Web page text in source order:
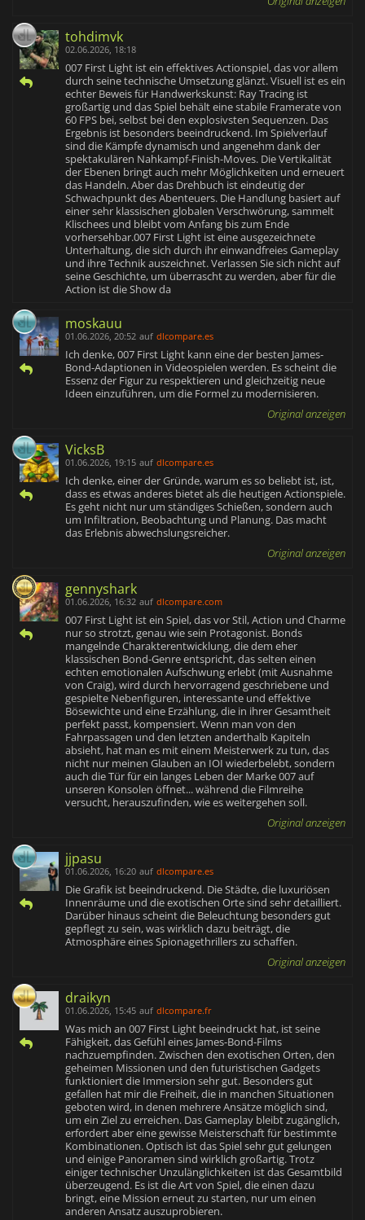
tohdimvk
02.06.2026, 18:18
007 First Light ist ein effektives Actionspiel, das vor allem
durch seine technische Umsetzung glänzt. Visuell ist es ein
echter Beweis für Handwerkskunst: Ray Tracing ist
großartig und das Spiel behält eine stabile Framerate von
60 FPS bei, selbst bei den explosivsten Sequenzen. Das
Ergebnis ist besonders beeindruckend. Im Spielverlauf
sind die Kämpfe dynamisch und angenehm dank der
spektakulären Nahkampf-Finish-Moves. Die Vertikalität
der Ebenen bringt auch mehr Möglichkeiten und erneuert
das Handeln. Aber das Drehbuch ist eindeutig der
Schwachpunkt des Abenteuers. Die Handlung basiert auf
einer sehr klassischen globalen Verschwörung, sammelt
Klischees und bleibt vom Anfang bis zum Ende
vorhersehbar.007 First Light ist eine ausgezeichnete
Unterhaltung, die sich durch ihr einwandfreies Gameplay
und ihre Technik auszeichnet. Verlassen Sie sich nicht auf
seine Geschichte, um überrascht zu werden, aber für die
Action ist die Show da
moskauu
01.06.2026, 20:52 auf dlcompare.es
Ich denke, 007 First Light kann eine der besten James-
Bond-Adaptionen in Videospielen werden. Es scheint die
Essenz der Figur zu respektieren und gleichzeitig neue
Ideen einzuführen, um die Formel zu modernisieren.
Original anzeigen
VicksB
01.06.2026, 19:15 auf dlcompare.es
Ich denke, einer der Gründe, warum es so beliebt ist, ist,
dass es etwas anderes bietet als die heutigen Actionspiele.
Es geht nicht nur um ständiges Schießen, sondern auch
um Infiltration, Beobachtung und Planung. Das macht
das Erlebnis abwechslungsreicher.
Original anzeigen
gennyshark
01.06.2026, 16:32 auf dlcompare.com
007 First Light ist ein Spiel, das vor Stil, Action und Charme
nur so strotzt, genau wie sein Protagonist. Bonds
mangelnde Charakterentwicklung, die dem eher
klassischen Bond-Genre entspricht, das selten einen
echten emotionalen Aufschwung erlebt (mit Ausnahme
von Craig), wird durch hervorragend geschriebene und
gespielte Nebenfiguren, interessante und effektive
Bösewichte und eine Erzählung, die in ihrer Gesamtheit
perfekt passt, kompensiert. Wenn man von den
Fahrpassagen und den letzten anderthalb Kapiteln
absieht, hat man es mit einem Meisterwerk zu tun, das
nicht nur meinen Glauben an IOI wiederbelebt, sondern
auch die Tür für ein langes Leben der Marke 007 auf
unseren Konsolen öffnet... während die Filmreihe
versucht, herauszufinden, wie es weitergehen soll.
Original anzeigen
jjpasu
01.06.2026, 16:20 auf dlcompare.es
Die Grafik ist beeindruckend. Die Städte, die luxuriösen
Innenräume und die exotischen Orte sind sehr detailliert.
Darüber hinaus scheint die Beleuchtung besonders gut
gepflegt zu sein, was wirklich dazu beiträgt, die
Atmosphäre eines Spionagethrillers zu schaffen.
Original anzeigen
draikyn
01.06.2026, 15:45 auf dlcompare.fr
Was mich an 007 First Light beeindruckt hat, ist seine
Fähigkeit, das Gefühl eines James-Bond-Films
nachzuempfinden. Zwischen den exotischen Orten, den
geheimen Missionen und den futuristischen Gadgets
funktioniert die Immersion sehr gut. Besonders gut
gefallen hat mir die Freiheit, die in manchen Situationen
geboten wird, in denen mehrere Ansätze möglich sind,
um ein Ziel zu erreichen. Das Gameplay bleibt zugänglich,
erfordert aber eine gewisse Meisterschaft für bestimmte
Kombinationen. Optisch ist das Spiel sehr gut gelungen
und einige Panoramen sind wirklich großartig. Trotz
einiger technischer Unzulänglichkeiten ist das Gesamtbild
überzeugend. Es ist die Art von Spiel, die einen dazu
bringt, eine Mission erneut zu starten, nur um einen
anderen Ansatz auszuprobieren.